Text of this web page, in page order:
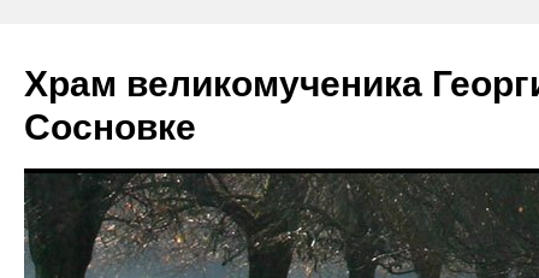
Храм великомученика
Сосновке